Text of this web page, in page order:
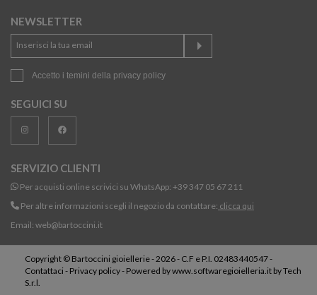
NEWSLETTER
Accetto i temini della privacy policy
SEGUICI SU
SERVIZIO CLIENTI
Per acquisti online scrivici su WhatsApp: +39 347 05 67 211
Per altre informazioni scegli il negozio da contattare: clicca qui
Email: web@bartoccini.it
Copyright © Bartoccini gioiellerie - 2026 - C.F e P.I. 02483440547 -
Contattaci - Privacy policy- Powered bywww.softwaregioielleria.it byTech
S.r.l.